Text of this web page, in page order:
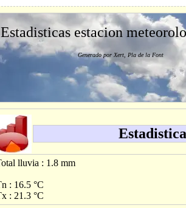
Estadisticas estacion
Generado por Xert, Pla de la Font